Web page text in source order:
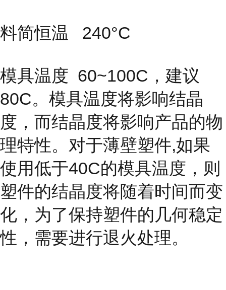
料简恒温 240°C
模具温度 60~100C，建议
80C。模具温度将影响结晶
度，而结晶度将影响产品的物
理特性。对于薄壁塑件,如果
使用低于40C的模具温度，则
塑件的结晶度将随着时间而变
化，为了保持塑件的几何稳定
性，需要进行退火处理。